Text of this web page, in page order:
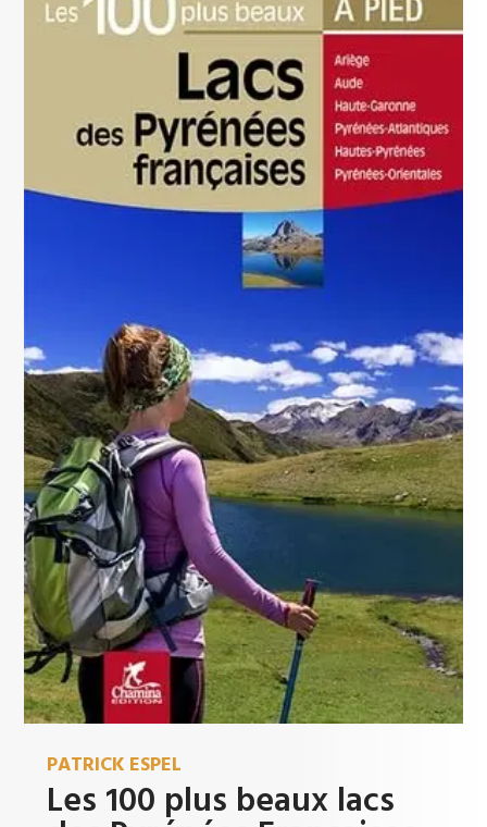
PATRICK ESPEL
Les 100 plus beaux lacs